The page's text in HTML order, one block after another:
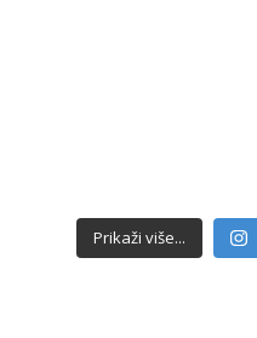
Prikaži više...